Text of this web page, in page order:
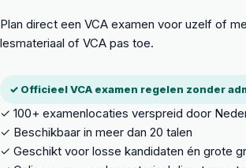
Plan direct een VCA examen voor uzelf of
lesmateriaal of VCA pas toe.
✓ Officieel VCA examen regelen zonder
✓ 100+ examenlocaties verspreid door
✓ Beschikbaar in meer dan 20 talen
✓ Geschikt voor losse kandidaten én grote